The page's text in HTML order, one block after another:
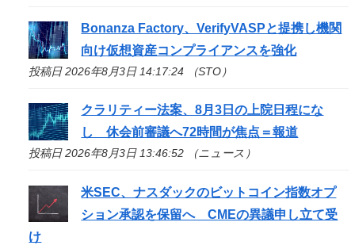
Bonanza Factory、VerifyVASPと提携し機関
向け仮想資産コンプライアンスを強化
投稿日 2026年8月3日 14:17:24 （STO）
クラリティー法案、8月3日の上院日程にな
し 休会前審議へ72時間が焦点＝報道
投稿日 2026年8月3日 13:46:52 （ニュース）
米SEC、ナスダックのビットコイン指数オプ
ション承認を保留へ CMEの異議申し立て受
け